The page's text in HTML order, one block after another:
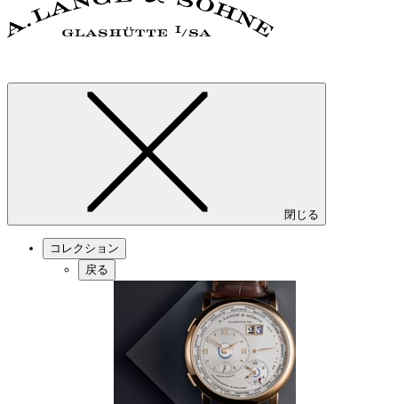
閉じる
コレクション
戻る